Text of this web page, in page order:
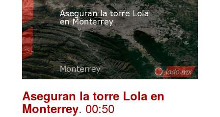
Aseguran la torre Lola en
Monterrey. 00:50